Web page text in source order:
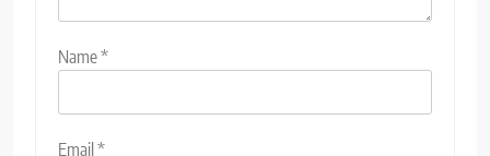
Name*
Email *